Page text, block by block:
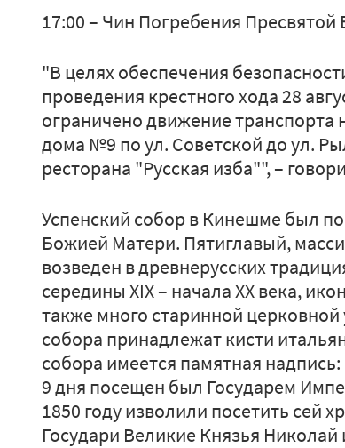
17:00 – Чин Погребения
"В целях обеспечения
проведения крестного хода 28
ограничено движение транспорта
дома №9 по ул. Советской до ул.
ресторана "Русская изба"", –
Успенский собор в Кинешме был
Божией Матери. Пятиглавый,
возведен в древнерусских
середины XIX – начала XX века,
также много старинной
собора принадлежат кисти
собора имеется памятная
9 дня посещен был Государем
1850 году изволили посетить сей
Государи Великие Князья